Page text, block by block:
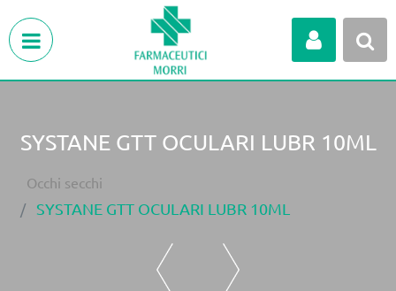
SYSTANE GTT OCULARI LUBR 10ML
Occhi secchi
SYSTANE GTT OCULARI LUBR 10ML